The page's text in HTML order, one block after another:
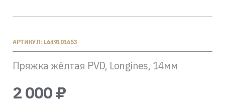
АРТИКУЛ: L649101653
Пряжка жёлтая PVD, Longines, 14мм
2 000 ₽